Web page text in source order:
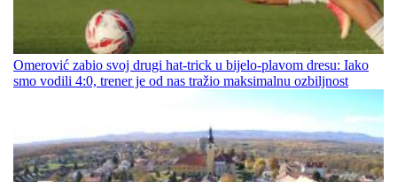
Omerović zabio svoj drugi hat-trick u bijelo-plavom dresu: Iako
smo vodili 4:0, trener je od nas tražio maksimalnu ozbiljnost